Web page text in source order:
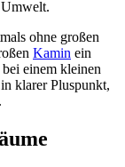
ohne großen
Kamin ein
einem kleinen
klarer Pluspunkt,